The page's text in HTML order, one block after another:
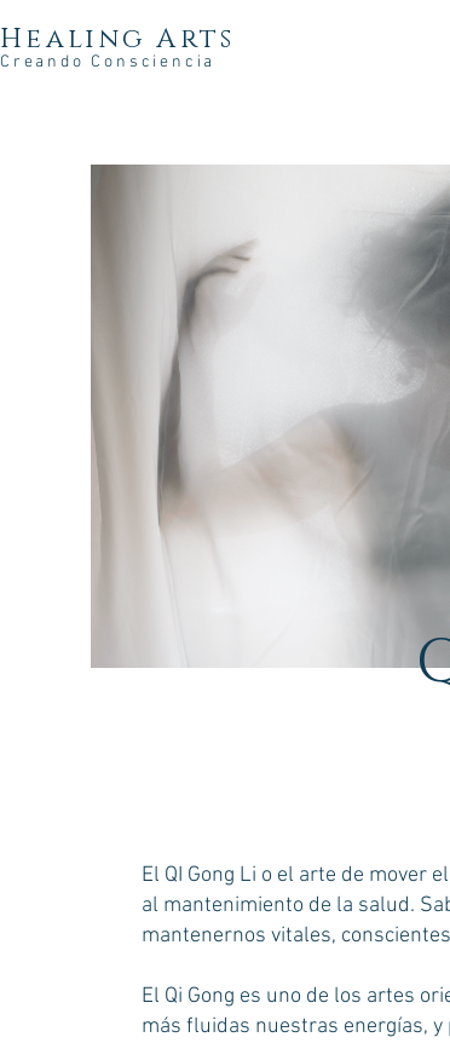
Healing Arts
Creando Consciencia
El QI Gong Li o el arte de mover
al mantenimiento de la salud.
mantenernos vitales,
El Qi Gong es uno de los artes
más fluidas nuestras energías,